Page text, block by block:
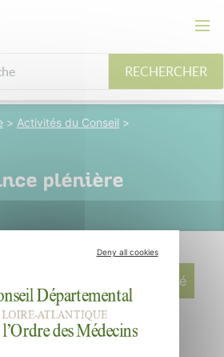
RECHERCHER
> Activités du Conseil >
plénière
M. Longuespé
2014, le Conseil
Deny all cookies